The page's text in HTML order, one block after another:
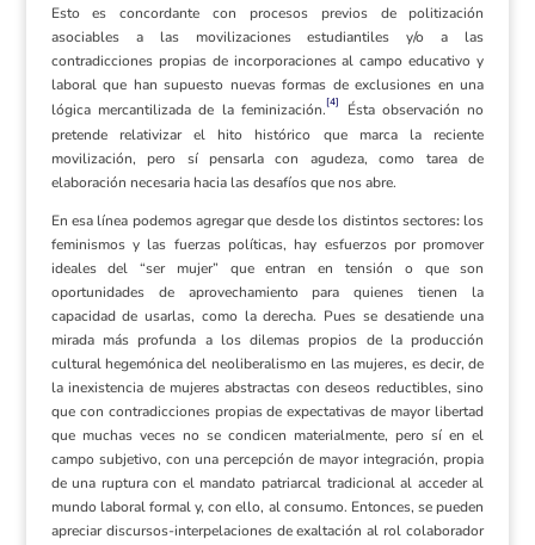
Esto es concordante con procesos previos de politización
asociables a las movilizaciones estudiantiles y/o a las
contradicciones propias de incorporaciones al campo educativo y
laboral que han supuesto nuevas formas de exclusiones en una
lógica mercantilizada de la feminización.[4]
Ésta observación no
pretende relativizar el hito histórico que marca la reciente
movilización, pero sí pensarla con agudeza, como tarea de
elaboración necesaria hacia las desafíos que nos abre.
En esa línea podemos agregar que desde los distintos sectores: los
feminismos y las fuerzas políticas, hay esfuerzos por promover
ideales del “ser mujer” que entran en tensión o que son
oportunidades de aprovechamiento para quienes tienen la
capacidad de usarlas, como la derecha. Pues se desatiende una
mirada más profunda a los dilemas propios de la producción
cultural hegemónica del neoliberalismo en las mujeres, es decir, de
la inexistencia de mujeres abstractas con deseos reductibles, sino
que con contradicciones propias de expectativas de mayor libertad
que muchas veces no se condicen materialmente, pero sí en el
campo subjetivo, con una percepción de mayor integración, propia
de una ruptura con el mandato patriarcal tradicional al acceder al
mundo laboral formal y, con ello, al consumo. Entonces, se pueden
apreciar discursos-interpelaciones de exaltación al rol colaborador